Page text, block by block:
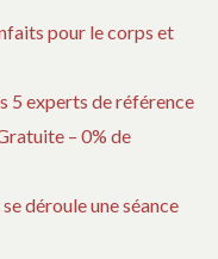
pour le corps et
5 experts de référence
– 0% de
déroule une séance